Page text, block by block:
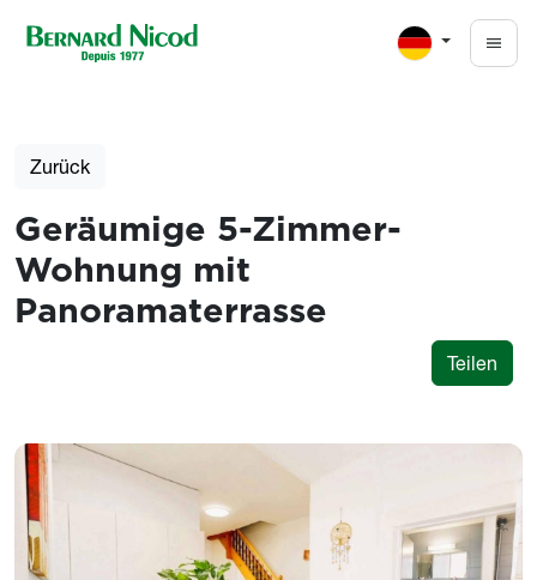
Zurück
Geräumige 5-Zimmer-
Wohnung mit
Panoramaterrasse
Teilen
Photos